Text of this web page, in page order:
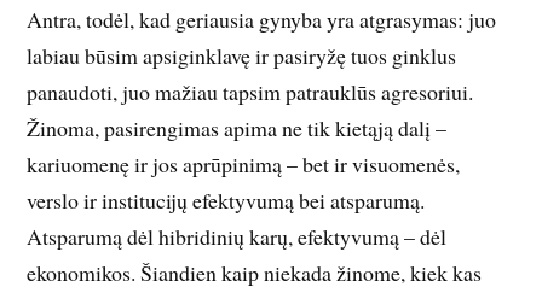
Antra, todėl, kad geriausia gynyba yra atgrasymas: juo
labiau būsim apsiginklavę ir pasiryžę tuos ginklus
panaudoti, juo mažiau tapsim patrauklūs agresoriui.
Žinoma, pasirengimas apima ne tik kietąją dalį –
kariuomenę ir jos aprūpinimą – bet ir visuomenės,
verslo ir institucijų efektyvumą bei atsparumą.
Atsparumą dėl hibridinių karų, efektyvumą – dėl
ekonomikos. Šiandien kaip niekada žinome, kiek kas